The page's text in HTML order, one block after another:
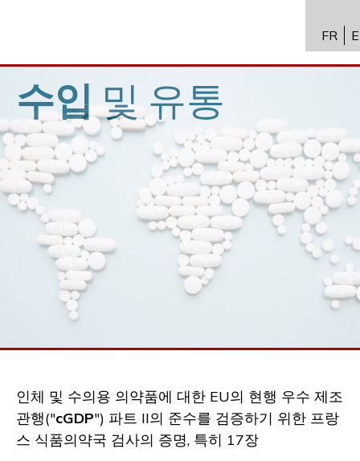
API 수
전문성
뉴스
채용
FR
수입및유통
인체 및 수의용 의약품에 대한 EU의 현행 우수 제조
관행("cGDP") 파트 II의 준수를 검증하기 위한 프랑
스 식품의약국 검사의 증명, 특히 17장